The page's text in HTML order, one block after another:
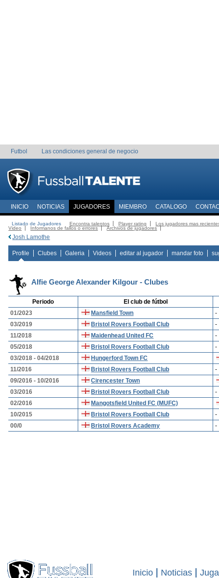
Futbol Las condiciones general de negocio
INICIO NOTICIAS JUGADORES MIEMBRO CATALOGO
Listado de Jugadores Encontra talentos Player rating
Los jugadores mas
Video
Informanos de fallos o errores Archivos de jugadores
Josh Lamothe
Profile Clubes Galeria Videos editar al jugador mandar foto
Alfie George Alexander Kilgour - Clubes
Periodo
El club de fútbol
01/2023
Mansfield Town
-
03/2019
Bristol Rovers Football Club
-
11/2018
Maidenhead United FC
-
05/2018
Bristol Rovers Football Club
-
03/2018 - 04/2018
Hungerford Town FC
11/2016
Bristol Rovers Football Club
-
09/2016 - 10/2016
Cirencester Town
03/2016
Bristol Rovers Football Club
-
02/2016
Mangotsfield United FC (MUFC)
10/2015
Bristol Rovers Football Club
-
00/0
Bristol Rovers Academy -
Inicio Noticias